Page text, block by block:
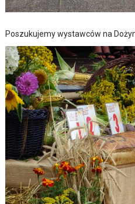
Poszukujemy wystawców na